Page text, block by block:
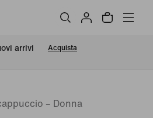
arrivi Acquista
– Donna